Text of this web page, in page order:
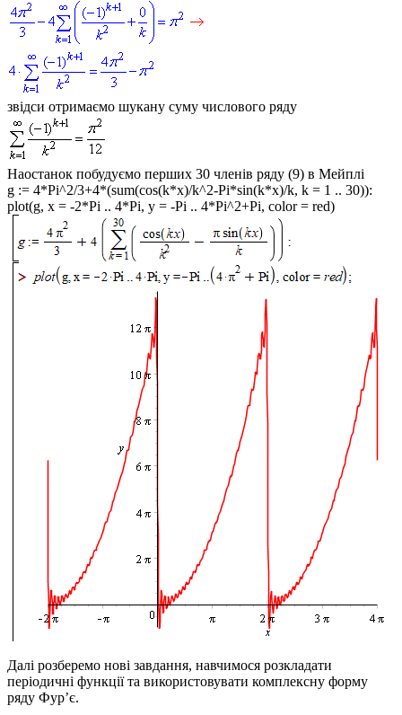
звідси отримаємо шукану суму числового ряду
Наостанок побудуємо перших 30 членів ряду (9) в Мейплі
g := 4*Pi^2/3+4*(sum(cos(k*x)/k^2-Pi*sin(k*x)/k, k = 1 .. 30)):
plot(g, x = -2*Pi .. 4*Pi, y = -Pi .. 4*Pi^2+Pi, color = red)
Далі розберемо нові завдання, навчимося розкладати
періодичні функції та використовувати комплексну форму
ряду Фур’є.